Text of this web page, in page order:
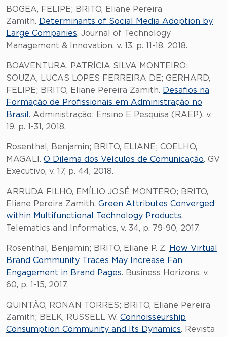
BOGEA, FELIPE; BRITO, Eliane Pereira
Zamith. Determinants of Social Media Adoption by
Large Companies. Journal of Technology
Management & Innovation, v. 13, p. 11-18, 2018.
BOAVENTURA, PATRÍCIA SILVA MONTEIRO;
SOUZA, LUCAS LOPES FERREIRA DE; GERHARD,
FELIPE; BRITO, Eliane Pereira Zamith. Desafios na
Formação de Profissionais em Administração no
Brasil . Administração: Ensino E Pesquisa (RAEP), v.
19, p. 1-31, 2018.
Rosenthal, Benjamin; BRITO, ELIANE; COELHO,
MAGALI. O Dilema dos Veículos de Comunicação. GV
Executivo, v. 17, p. 44, 2018.
ARRUDA FILHO, EMÍLIO JOSÉ MONTERO; BRITO,
Eliane Pereira Zamith. Green Attributes Converged
within Multifunctional Technology Products.
Telematics and Informatics, v. 34, p. 79-90, 2017.
Rosenthal, Benjamin; BRITO, Eliane P. Z. How Virtual
Brand Community Traces May Increase Fan
Engagement in Brand Pages. Business Horizons, v.
60, p. 1-15, 2017.
QUINTÃO, RONAN TORRES; BRITO, Eliane Pereira
Zamith; BELK, RUSSELL W. Connoisseurship
Consumption Community and Its Dynamics. Revista